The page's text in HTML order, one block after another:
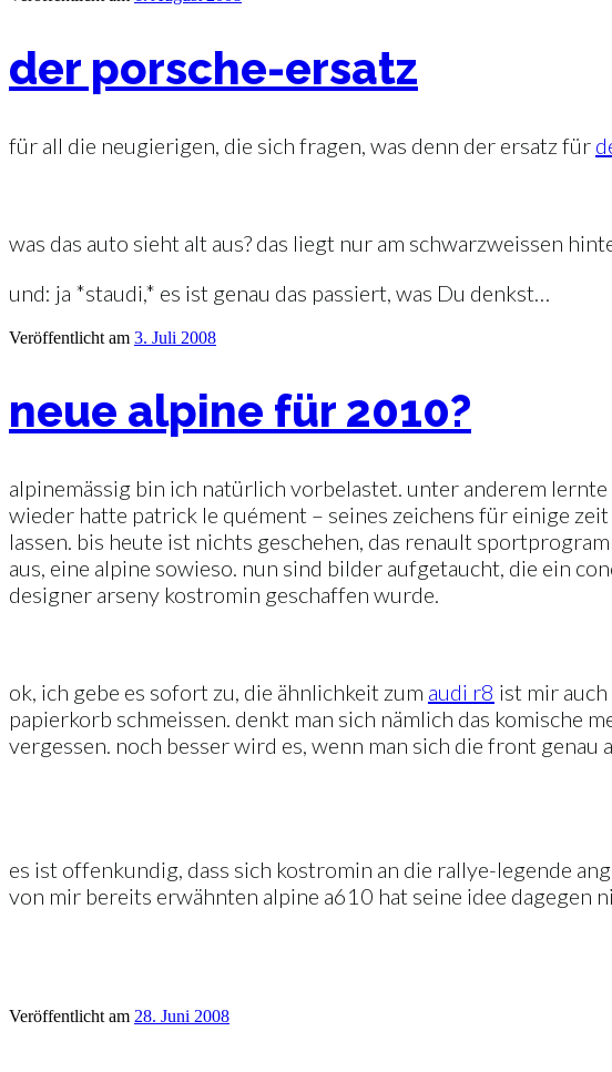
der porsche-ersatz
für all die neugierigen, die sich fragen, was denn der ersatz für
was das auto sieht alt aus? das liegt nur am schwarzweissen
und: ja *staudi,* es ist genau das passiert, was Du denkst…
Veröffentlicht am 3. Juli 2008
neue alpine für 2010?
alpinemässig bin ich natürlich vorbelastet. unter anderem
wieder hatte patrick le quément – seines zeichens für einige
lassen. bis heute ist nichts geschehen, das renault
aus, eine alpine sowieso. nun sind bilder aufgetaucht, die ein
designer arseny kostromin geschaffen wurde.
ok, ich gebe es sofort zu, die ähnlichkeit zum audi r8 ist mir
papierkorb schmeissen. denkt man sich nämlich das komische
vergessen. noch besser wird es, wenn man sich die front
es ist offenkundig, dass sich kostromin an die rallye-legende
von mir bereits erwähnten alpine a610 hat seine idee dagegen
Veröffentlicht am 28. Juni 2008